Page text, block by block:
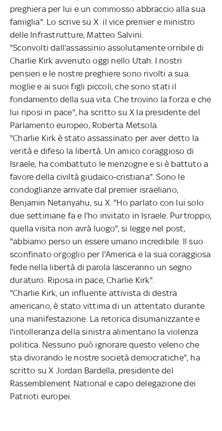
preghiera per lui e un commosso abbraccio alla sua
famiglia". Lo scrive su X il vice premier e ministro
delle Infrastrutture, Matteo Salvini.
"Sconvolti dall'assassinio assolutamente orribile di
Charlie Kirk avvenuto oggi nello Utah. I nostri
pensieri e le nostre preghiere sono rivolti a sua
moglie e ai suoi figli piccoli, che sono stati il
fondamento della sua vita. Che trovino la forza e che
lui riposi in pace", ha scritto su X la presidente del
Parlamento europeo, Roberta Metsola.
"Charlie Kirk è stato assassinato per aver detto la
verità e difeso la libertà. Un amico coraggioso di
Israele, ha combattuto le menzogne e si è battuto a
favore della civiltà giudaico-cristiana". Sono le
condoglianze arrivate dal premier israeliano,
Benjamin Netanyahu, su X. "Ho parlato con lui solo
due settimane fa e l'ho invitato in Israele. Purtroppo,
quella visita non avrà luogo", si legge nel post,
"abbiamo perso un essere umano incredibile. Il suo
sconfinato orgoglio per l'America e la sua coraggiosa
fede nella libertà di parola lasceranno un segno
duraturo. Riposa in pace, Charlie Kirk".
"Charlie Kirk, un influente attivista di destra
americano, è stato vittima di un attentato durante
una manifestazione. La retorica disumanizzante e
l'intolleranza della sinistra alimentano la violenza
politica. Nessuno può ignorare questo veleno che
sta divorando le nostre società democratiche", ha
scritto su X Jordan Bardella, presidente del
Rassemblement National e capo delegazione dei
Patrioti europei.